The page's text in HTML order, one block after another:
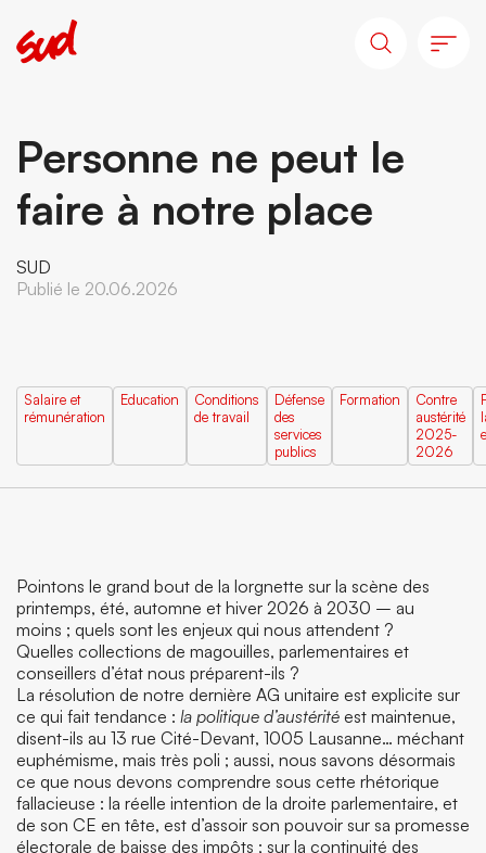
Personne ne peut le
faire à notre place
SUD
Publié le 20.06.2026
Salaire et
rémunération
Education
Conditions
de travail
Défense
des
services
publics
Formation
Contre
austérité
2025-
2026
Pointons le grand bout de la lorgnette sur la scène des
printemps, été, automne et hiver 2026 à 2030 – au
moins ; quels sont les enjeux qui nous attendent ?
Quelles collections de magouilles, parlementaires et
conseillers d’état nous préparent-ils ?
La résolution de notre dernière AG unitaire est explicite sur
ce qui fait tendance : la politique d’austérité est maintenue,
disent-ils au 13 rue Cité-Devant, 1005 Lausanne… méchant
euphémisme, mais très poli ; aussi, nous savons désormais
ce que nous devons comprendre sous cette rhétorique
fallacieuse : la réelle intention de la droite parlementaire, et
de son CE en tête, est d’assoir son pouvoir sur sa promesse
électorale de baisse des impôts ; sur la continuité des